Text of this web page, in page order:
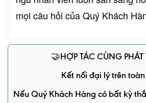
mọi câu hỏi của Quý Khách
🤝HỢP TÁC CÙNG PHÁT
Kết nối đại lý trên
Nếu Quý Khách Hàng có bất kỳ